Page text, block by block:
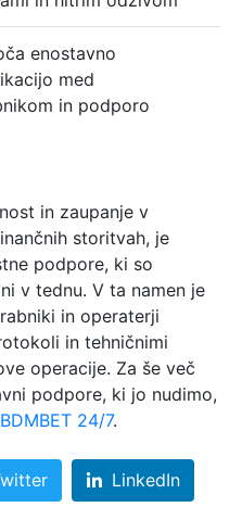
enostavno
med
in podporo
in zaupanje v
storitvah, je
podpore, ki so
v tednu. V ta namen je
in operaterji
in tehničnimi
operacije. Za še več
podpore, ki jo nudimo,
24/7.
LinkedIn